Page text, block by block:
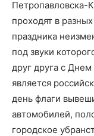
Петропавловска-
проходят в
праздника
под звуки
друг друга с
является
день флаги
автомобилей,
городское